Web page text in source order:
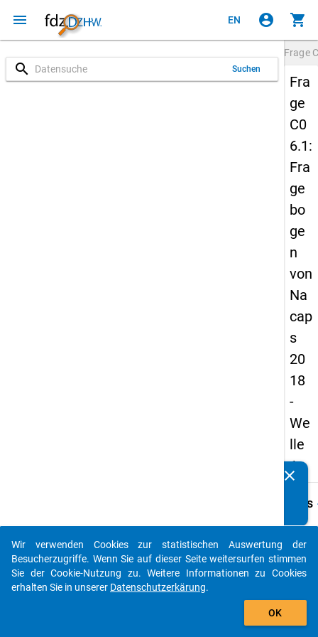
menu EN account_circle shopping_cart
search Suchen
Frage
Fra
ge
C0
6.1:
Fra
ge
bo
ge
n
von
Na
cap
s
20
18
-
We
lle
1
Details
C06.1
Wie
clear
auto_stories
add_shopping_cart
Wir verwenden Cookies zur statistischen Auswertung der
Besucherzugriffe. Wenn Sie auf dieser Seite weitersurfen stimmen
Sie der Cookie-Nutzung zu. Weitere Informationen zu Cookies
erhalten Sie in unserer Datenschutzerkärung.
OK